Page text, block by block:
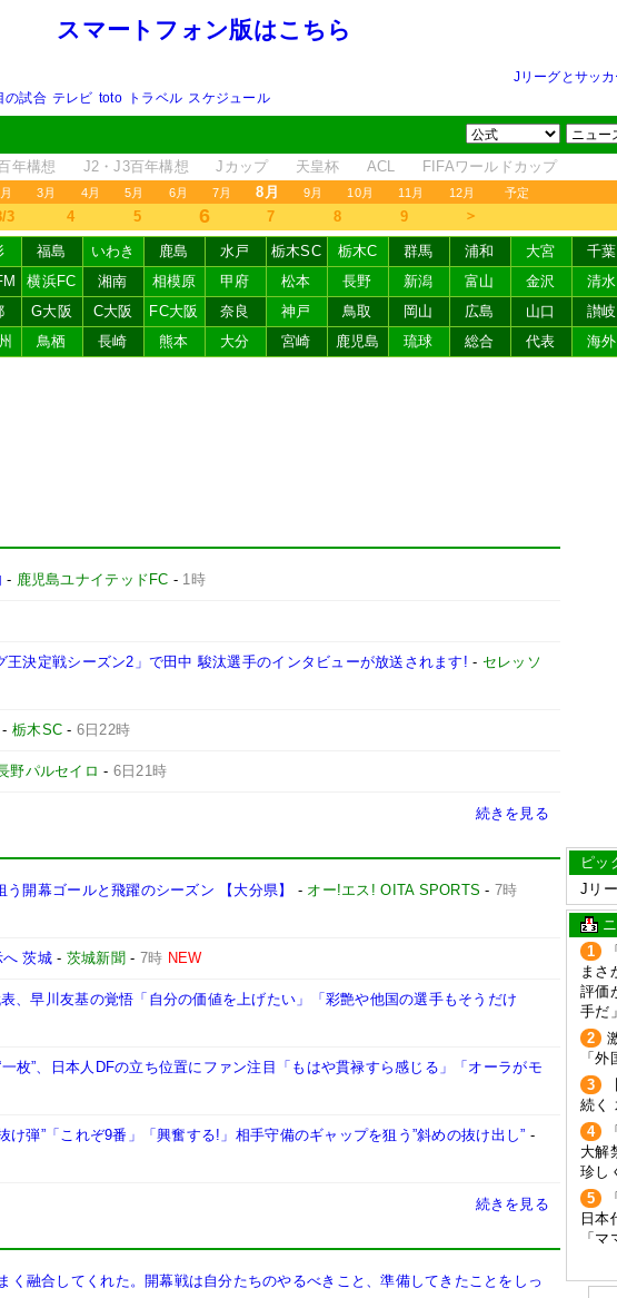
スマートフォン版はこちら
Jリーグとサッ
の試合 テレビ toto トラベル スケジュール
年構想 J2・J3百年構想 Jカップ 天皇杯 ACL FIFAワールドカップ
3月 4月 5月 6月 7月 8月 9月 10月 11月 12月 予定
3 4 5 6 7 8 9 ＞
福島 いわき 鹿島 水戸 栃木SC 栃木C 群馬 浦和 大宮 千葉
横浜FC 湘南 相模原 甲府 松本 長野 新潟 富山 金沢 清水
G大阪 C大阪 FC大阪 奈良 神戸 鳥取 岡山 広島 山口 讃岐
鳥栖 長崎 熊本 大分 宮崎 鹿児島 琉球 総合 代表 海外
- 鹿児島ユナイテッドFC - 1時
決定戦シーズン2」で田中 駿汰選手のインタビューが放送されます! - セレッソ
-栃木SC - 6日22時
野パルセイロ - 6日21時
続きを見る
開幕ゴールと飛躍のシーズン 【大分県】 - オー!エス! OITA SPORTS - 7時
へ 茨城 - 茨城新聞 - 7時 NEW
、早川友基の覚悟「自分の価値を上げたい」「彩艶や他国の選手もそうだけ
枚”、日本人DFの立ち位置にファン注目「もはや貫禄すら感じる」「オーラがモ
弾”「これぞ9番」「興奮する!」相手守備のギャップを狙う”斜めの抜け出し” -
続きを見る
融合してくれた。開幕戦は自分たちのやるべきこと、準備してきたことをしっ
ピッ
Jリ
1
まさ
評価
手だ」
2
「
3
続く
4
大解
珍し
5
日本
「